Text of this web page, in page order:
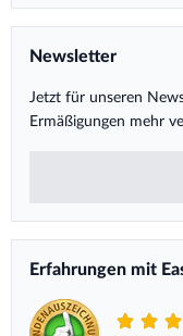
Newsletter
Jetzt für unseren
Ermäßigungen mehr
Erfahrungen mit